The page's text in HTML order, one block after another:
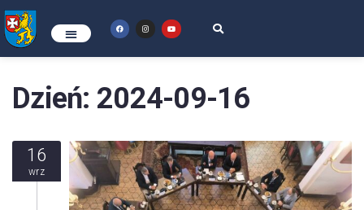
Dzień: 2024-09-16
16
wrz